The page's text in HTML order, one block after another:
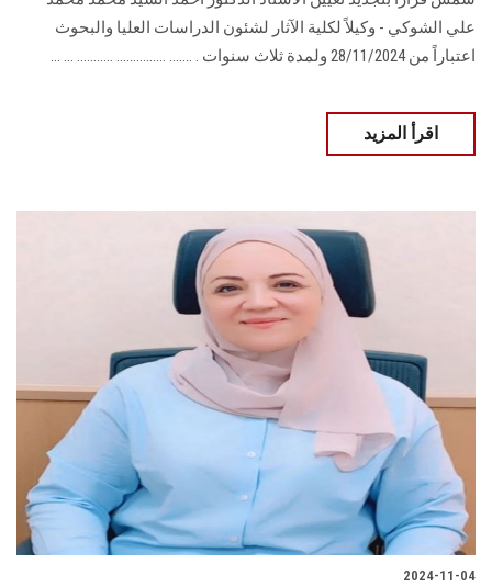
علي الشوكي - وكيلاً لكلية الآثار لشئون الدراسات العليا ‏والبحوث
اعتباراً من 28/11/2024 ولمدة ثلاث سنوات .‏ ....... ............... ........... ... ...
اقرأ المزيد
2024-11-04